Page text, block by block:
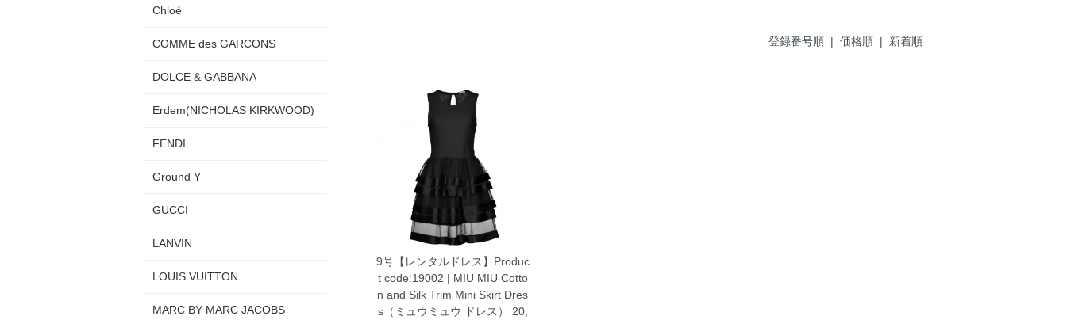
登録番号順 | 価格順 | 新着順
9号【レンタルドレス】Produc
t code:19002 | MIU MIU Cotto
n and Silk Trim Mini Skirt Dres
s（ミュウミュウ ドレス）
20,
Chloé
COMME des GARCONS
DOLCE & GABBANA
Erdem(NICHOLAS KIRKWOOD)
FENDI
Ground Y
GUCCI
LANVIN
LOUIS VUITTON
MARC BY MARC JACOBS